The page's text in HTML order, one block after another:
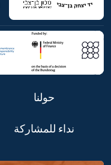
حولنا
نداء للمشاركة